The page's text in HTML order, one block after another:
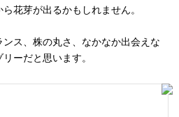
花芽が出るかもしれません。
ス、株の丸さ、なかなか出会えな
ーだと思います。